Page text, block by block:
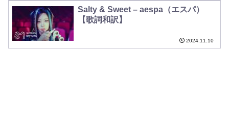
Salty & Sweet – aespa（エスパ）
【歌詞和訳】
2024.11.10